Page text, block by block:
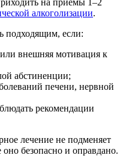
алкоголизации.
подходящим, если:
внешняя мотивация к
абстиненции;
печени, нервной
рекомендации
лечение не подменяет
оно безопасно и оправдано.